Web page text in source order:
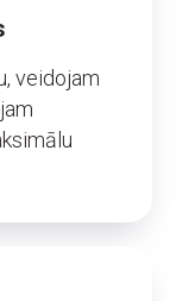
veidojam